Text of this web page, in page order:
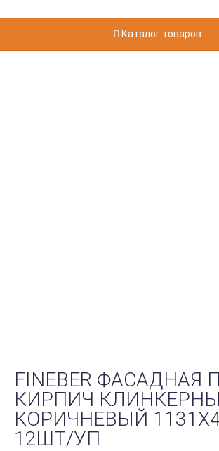
Каталог товаров
FINEBER ФАСАДНАЯ
КИРПИЧ
КОРИЧНЕВЫЙ
12ШТ/УП